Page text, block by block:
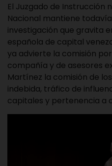
El Juzgado de Instrucción
Nacional mantiene
investigación que gravita
española de capital
ya advierte la comisión
compañía y de asesores
Martínez la comisión de
indebida, tráfico de
capitales y pertenencia a